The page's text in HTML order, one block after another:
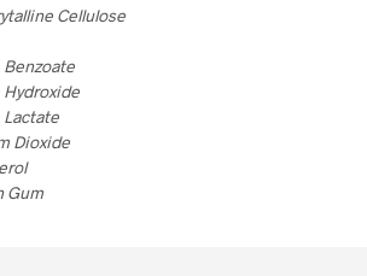
Cellulose
Dioxide
Gum